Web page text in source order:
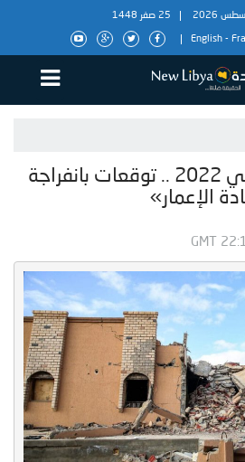
25 صفر 1448
English -
بعد تراجع البطالة في 2022 .. توقعات بانفراجة
الإعمار»